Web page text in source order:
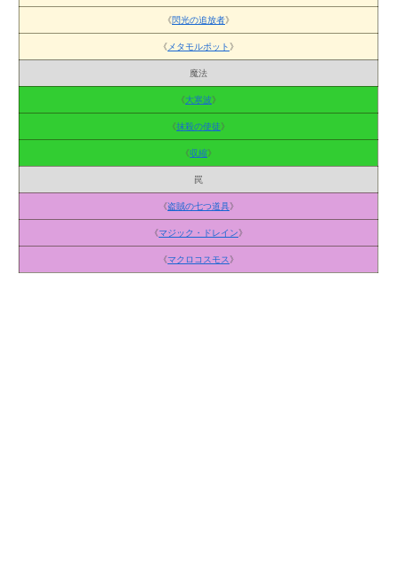
《閃光の追放者》
《 メタモルポット》
魔法
《大寒波》
《抹殺の使徒》
《収縮》
罠
《盗賊の七つ道具》
《マジック・ドレイン》
《マクロコスモス》